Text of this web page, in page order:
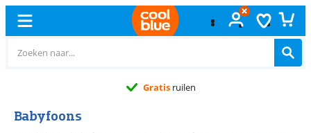
Gratis ruilen
Babyfoons